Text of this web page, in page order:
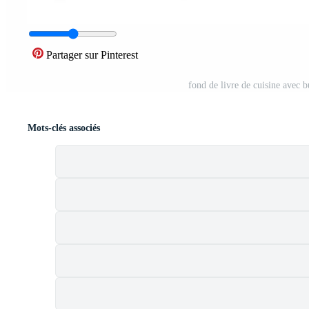
Partager sur Pinterest
fond de livre de cuisine avec
Mots-clés associés